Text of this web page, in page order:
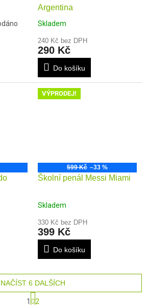
Argentina
Skladem
240 Kč bez DPH
290 Kč
Do košíku
VÝPRODEJ!
599 Kč –33 %
Školní penál Messi Miami
Skladem
330 Kč bez DPH
399 Kč
Do košíku
NAČÍST 6 DALŠÍCH
1
2